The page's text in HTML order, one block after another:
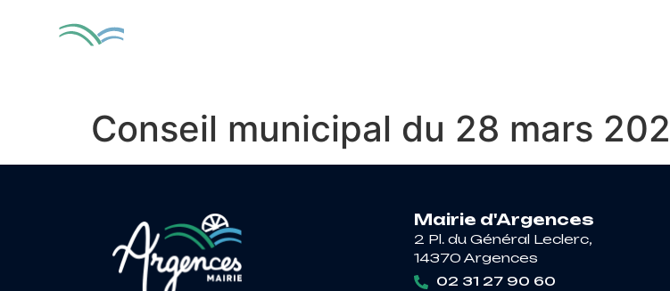
Conseil municipal du 28 mars
Mairie d'Argences
2 Pl. du Général Leclerc,
14370 Argences
02 31 27 90 60